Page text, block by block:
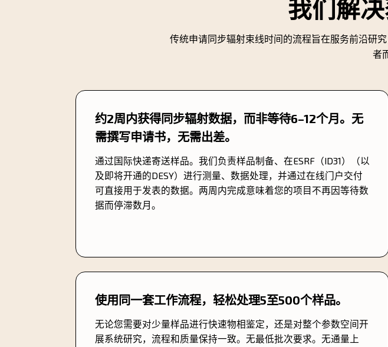
我们解决
传统申请同步辐射束线时间的流程旨在服务前沿研
者
约2周内获得同步辐射数据，而非等待6–12个月。无
需撰写申请书，无需出差。
通过国际快递寄送样品。我们负责样品制备、在ESRF（ID31）（以
及即将开通的DESY）进行测量、数据处理，并通过在线门户交付
可直接用于发表的数据。两周内完成意味着您的项目不再因等待数
据而停滞数月。
使用同一套工作流程，轻松处理5至500个样品。
无论您需要对少量样品进行快速物相鉴定，还是对整个参数空间开
展系统研究，流程和质量保持一致。无最低批次要求。无通量上